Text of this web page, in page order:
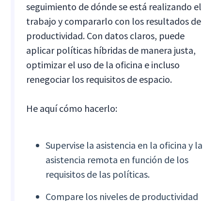
seguimiento de dónde se está realizando el
trabajo y compararlo con los resultados de
productividad. Con datos claros, puede
aplicar políticas híbridas de manera justa,
optimizar el uso de la oficina e incluso
renegociar los requisitos de espacio.
He aquí cómo hacerlo:
Supervise la asistencia en la oficina y la
asistencia remota en función de los
requisitos de las políticas.
Compare los niveles de productividad